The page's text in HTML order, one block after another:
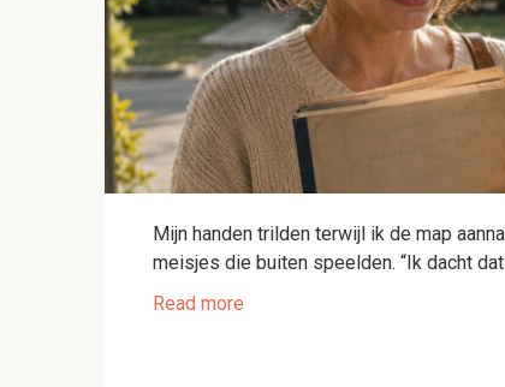
Mijn handen trilden terwijl ik de map
meisjes die buiten speelden. “Ik dacht
Read more